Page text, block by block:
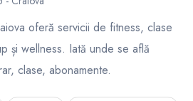
oferă servicii de fitness, clase
și wellness. Iată unde se află
clase, abonamente.